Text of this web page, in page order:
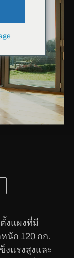
งแผงที่มี
นัก 120 กก.
งแรงสูงและ